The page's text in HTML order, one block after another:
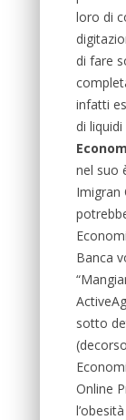
loro di
di fare
infatti
di liquidi
nel suo
Imigran
Banca
sotto
Online